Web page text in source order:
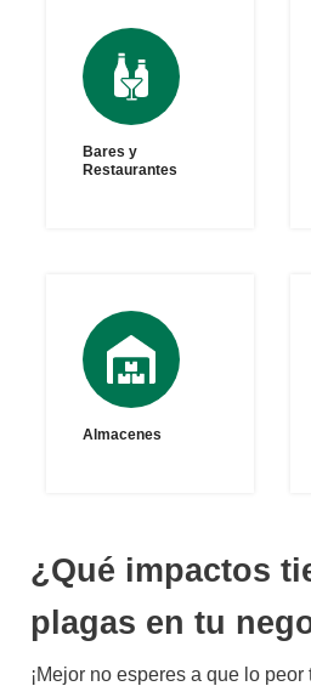
Bares y
Restaurantes
Almacenes
¿Qué impactos
plagas en tu
¡Mejor no esperes a que lo